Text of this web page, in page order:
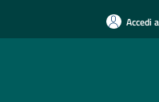
Accedi